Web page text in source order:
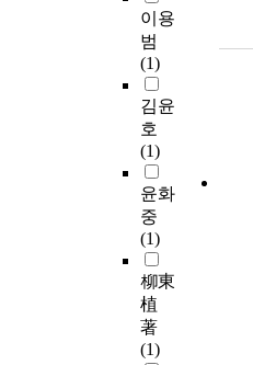
이용
범
(1)
김윤
호
(1)
윤화
중
(1)
柳東
植
著
(1)